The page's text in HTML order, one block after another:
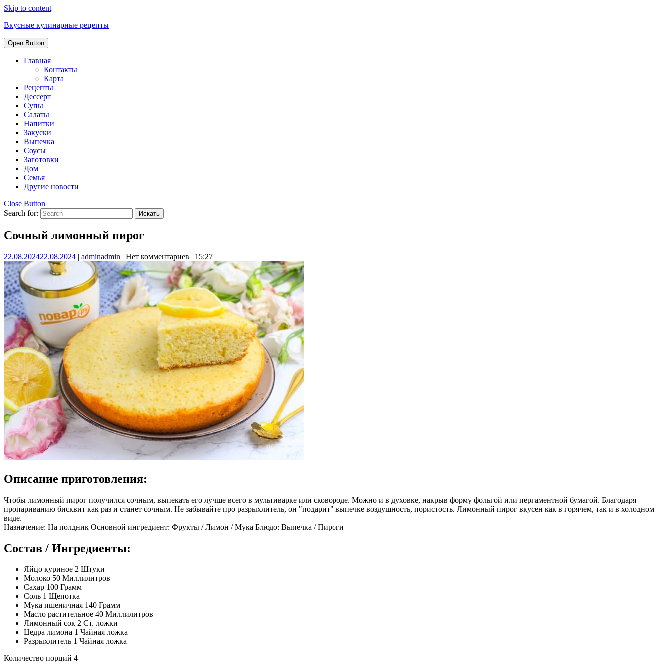
Skip to content
Вкусные кулинарные рецепты
Open Button
Главная
Контакты
Карта
Рецепты
Дессерт
Супы
Салаты
Напитки
Закуски
Выпечка
Соусы
Заготовки
Дом
Семья
Другие новости
Close Button
Search for:
Сочный лимонный пирог
22.08.202422.08.2024 | adminadmin | Нет комментариев | 15:27
Описание приготовления:
Чтобы лимонный пирог получился сочным, выпекать его лучше всего в мультиварке или сковороде. Можно и в духовке, накрыв форму фольгой или пергаментной бумагой. Благодаря
пропариванию бисквит как раз и станет сочным. Не забывайте про разрыхлитель, он "подарит" выпечке воздушность, пористость. Лимонный пирог вкусен как в горячем, так и в холодном
виде.
Назначение: На полдник Основной ингредиент: Фрукты / Лимон / Мука Блюдо: Выпечка / Пироги
Состав / Ингредиенты:
Яйцо куриное 2 Штуки
Молоко 50 Миллилитров
Сахар 100 Грамм
Соль 1 Щепотка
Мука пшеничная 140 Грамм
Масло растительное 40 Миллилитров
Лимонный сок 2 Ст. ложки
Цедра лимона 1 Чайная ложка
Разрыхлитель 1 Чайная ложка
Количество порций 4